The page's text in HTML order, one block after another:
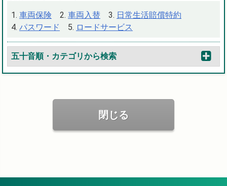
車両保険 車両入替
日常生活賠償特約
パスワード
ロードサービス
五十音順・カテゴリから検索
閉じる